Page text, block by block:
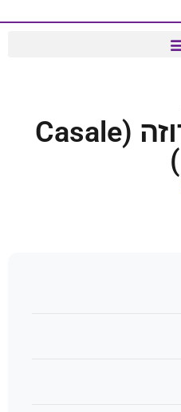
קסאל פוגיו רוזה (Casale